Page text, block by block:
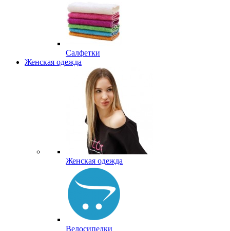
Салфетки
Женская одежда
Женская одежда
Велосипедки